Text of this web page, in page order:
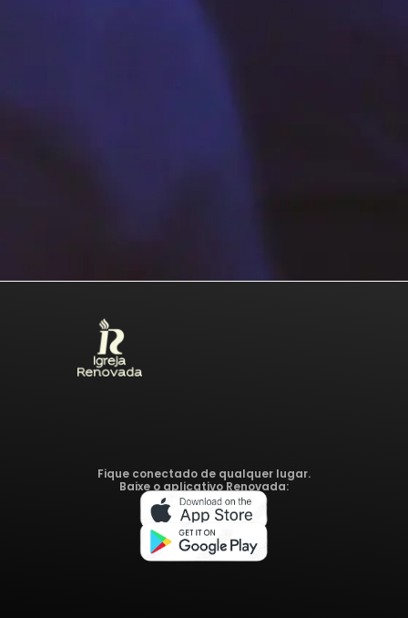
Fique conectado de qualquer lugar.
Baixe o aplicativo Renovada: